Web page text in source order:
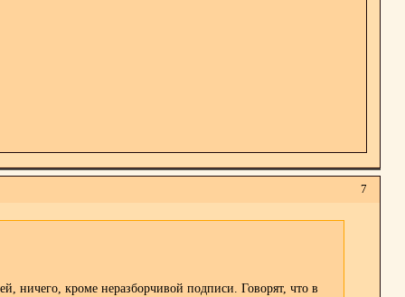
7
ничего, кроме неразборчивой подписи. Говорят, что в